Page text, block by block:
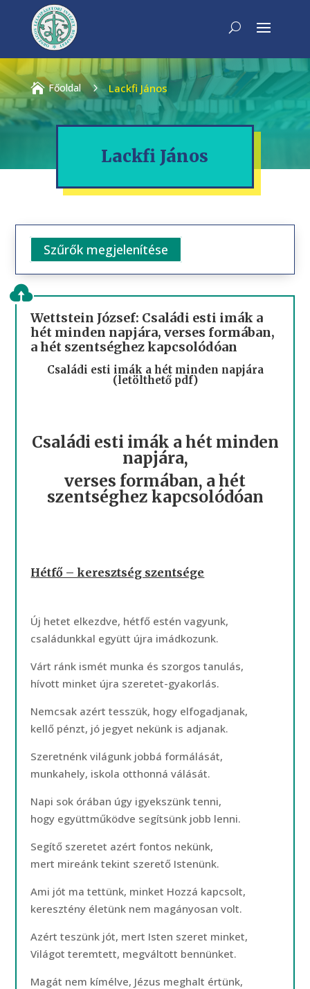
 Főoldal 5 Lackfi János
Lackfi János
Wettstein József: Családi esti imák a
hét minden napjára, verses formában,
a hét szentséghez kapcsolódóan
Családi esti imák a hét minden napjára
(letölthető pdf)
Családi esti imák a hét minden
napjára,
verses formában, a hét
szentséghez kapcsolódóan
Hétfő – keresztség szentsége
Új hetet elkezdve, hétfő estén vagyunk,
családunkkal együtt újra imádkozunk.
Várt ránk ismét munka és szorgos tanulás,
hívott minket újra szeretet-gyakorlás.
Nemcsak azért tesszük, hogy elfogadjanak,
kellő pénzt, jó jegyet nekünk is adjanak.
Szeretnénk világunk jobbá formálását,
munkahely, iskola otthonná válását.
Napi sok órában úgy igyekszünk tenni,
hogy együttműködve segítsünk jobb lenni.
Segítő szeretet azért fontos nekünk,
mert mireánk tekint szerető Istenünk.
Ami jót ma tettünk, minket Hozzá kapcsolt,
keresztény életünk nem magányosan volt.
Azért teszünk jót, mert Isten szeret minket,
Világot teremtett, megváltott bennünket.
Magát nem kímélve, Jézus meghalt értünk,
Szűrők megjelenítése